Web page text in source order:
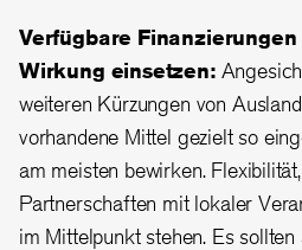
Verfügbare
Wirkung einsetzen:
weiteren Kürzungen von
vorhandene Mittel gezielt so
am meisten bewirken.
Partnerschaften mit lokaler
im Mittelpunkt stehen. Es